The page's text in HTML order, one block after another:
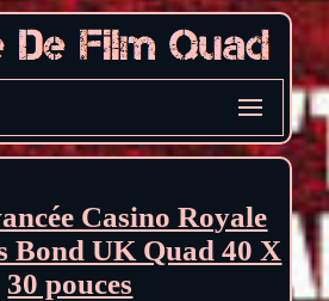
Casino Royale
Bond UK Quad 40 X
30 pouces